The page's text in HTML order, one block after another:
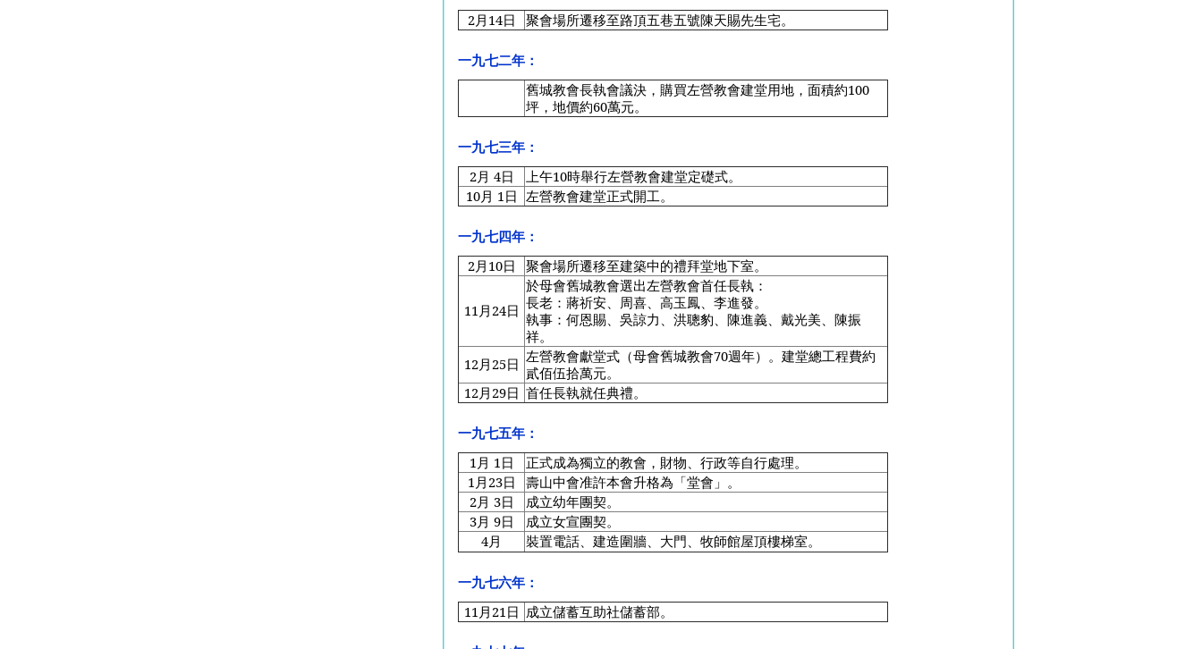
2月14日 聚會場所遷移至路頂五巷五號陳天賜先生宅。
一九七二年：
舊城教會長執會議決，購買左營教會建堂用地，面積約100
坪，地價約60萬元。
一九七三年：
2月 4日
上午10時舉行左營教會建堂定礎式。
10月 1日 左營教會建堂正式開工。
一九七四年：
2月10日 聚會場所遷移至建築中的禮拜堂地下室。
11月24日
於母會舊城教會選出左營教會首任長執：
長老：蔣祈安、周喜、高玉鳳、李進發。
執事：何恩賜、吳諒力、洪聰豹、陳進義、戴光美、陳振
祥。
12月25日 左營教會獻堂式（母會舊城教會70週年）。建堂總工程費約
貳佰伍拾萬元。
12月29日 首任長執就任典禮。
一九七五年：
1月 1日
正式成為獨立的教會，財物、行政等自行處理。
1月23日
壽山中會准許本會升格為「堂會」。
2月 3日
成立幼年團契。
3月 9日
成立女宣團契。
4月 裝置電話、建造圍牆、大門、牧師館屋頂樓梯室。
一九七六年：
11月21日 成立儲蓄互助社儲蓄部。